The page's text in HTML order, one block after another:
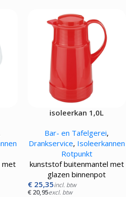
met
isoleerkan 1,0L
Bar- en Tafelgerei,
Drankservice, Isoleerkannen
Rotpunkt
kunststof buitenmantel met
glazen binnenpot
€25,35incl. btw
€20,95excl. btw